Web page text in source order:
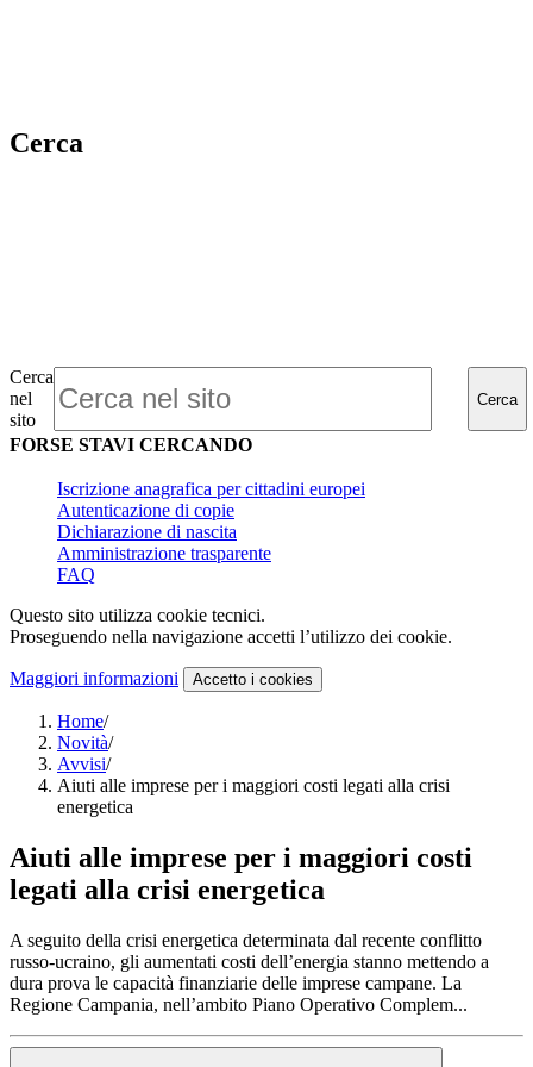
Cerca
Cerca
nel
sito
Cerca
FORSE STAVI CERCANDO
Iscrizione anagrafica per cittadini europei
Autenticazione di copie
Dichiarazione di nascita
Amministrazione trasparente
FAQ
Questo sito utilizza cookie tecnici.
Proseguendo nella navigazione accetti l’utilizzo dei cookie.
Maggiori informazioni Accetto i cookies
Home/
Novità/
Avvisi/
Aiuti alle imprese per i maggiori costi legati alla crisi
energetica
Aiuti alle imprese per i maggiori costi
legati alla crisi energetica
A seguito della crisi energetica determinata dal recente conflitto
russo-ucraino, gli aumentati costi dell’energia stanno mettendo a
dura prova le capacità finanziarie delle imprese campane. La
Regione Campania, nell’ambito Piano Operativo Complem...